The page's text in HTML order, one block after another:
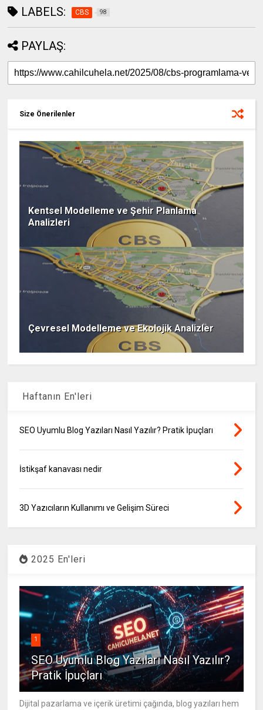
LABELS: CBS 98
PAYLAŞ:
Size Önerilenler
Kentsel Modelleme ve Şehir Planlama
Analizleri
Çevresel Modelleme ve Ekolojik Analizler
Haftanın En'leri
SEO Uyumlu Blog Yazıları Nasıl Yazılır? Pratik İpuçları
İstikşaf kanavası nedir
3D Yazıcıların Kullanımı ve Gelişim Süreci
2025 En'leri
1
SEO Uyumlu Blog Yazıları Nasıl Yazılır?
Pratik İpuçları
Dijital pazarlama ve içerik üretimi çağında, blog yazıları hem